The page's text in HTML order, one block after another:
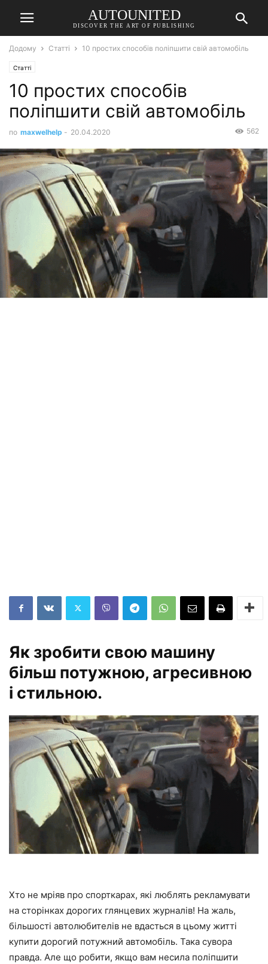
AUTOUNITED
DISCOVER THE ART OF PUBLISHING
Додому Статті 10 простих способів поліпшити свій автомобіль
Статті
10 простих способів
поліпшити свій автомобіль
по maxwelhelp - 20.04.2020 562
Як зробити свою машину
більш потужною, агресивною
і стильною.
Хто не мріяв про спорткарах, які люблять рекламувати
на сторінках дорогих глянцевих журналів! На жаль,
більшості автолюбителів не вдасться в цьому житті
купити дорогий потужний автомобіль. Така сувора
правда. Але що робити, якщо вам несила поліпшити